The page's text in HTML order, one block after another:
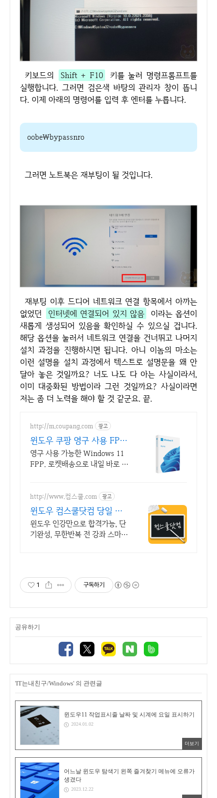
키보드의 Shift + F10
키를 눌러 명령프롬프트를
실행합니다. 그러면 검은색 바탕의 관리자 창이 뜹니
다. 이제 아래의 명령어를 입력 후 엔터를 누릅니다.
oobe\bypassnro
그러면 노트북은 재부팅이 될 것입니다.
재부팅 이후 드디어 네트워크 연결 항목에서 아까는
없었던
인터넷에 연결되어 있지 않음
이라는 옵션이
새롭게 생성되어 있음을 확인하실 수 있으실 겁니다.
해당 옵션을 눌러서 네트워크 연결을 건너뛰고 나머지
설치 과정을 진행하시면 됩니다. 아니 이놈의 마소는
이런 설명을 설치 과정에서 텍스트로 설명문을 왜 안
달아 놓은 것일까요? 너도 나도 다 아는 사실이라서,
이미 대중화된 방법이라 그런 것일까요? 사실이라면
저는 좀 더 노력을 해야 할 것 같군요. 끝.
http://m.coupang.com 광고
윈도우 쿠팡 영구 사용 FPP
버전
영구 사용 가능한 Windows 11
FPP. 로켓배송으로 내일 바로 설
우를 만나세요.
http://www.컴스쿨.com 광고
윈도우 컴스쿨닷컴 당일 신
청&결제시 기프티콘!
윈도우 인강만으로 합격가능, 단
기완성, 무한반복 전 강좌 스마트
1 구독하기
공유하기
'IT는내친구/Windows' 의 관련글
윈도우11 작업표시줄 날짜 및 시계에 요일 표시하기
2024.01.02
더보기
어느날 윈도우 탐색기 왼쪽 즐겨찾기 메뉴에 오류가
생겼다
2023.12.22